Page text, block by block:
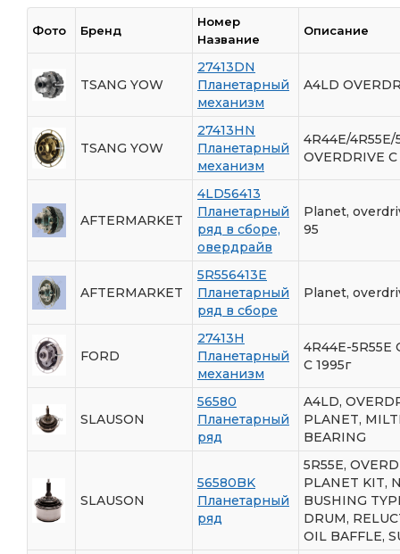
Фото Бренд
Номер
Название
Описание
TSANG YOW
27413DN
Планетарный
механизм
A4LD
TSANG YOW
27413HN
Планетарный
механизм
4R44E/4R55E/
OVERDRIVE С
AFTERMARKET
4LD56413
Планетарный
ряд в сборе,
овердрайв
Planet,
95
AFTERMARKET
5R556413E
Планетарный
ряд в сборе
Planet,
FORD
27413H
Планетарный
механизм
4R44E-5R55E
С 1995г
SLAUSON
56580
Планетарный
ряд
A4LD,
PLANET,
BEARING
SLAUSON
56580BK
Планетарный
ряд
5R55E,
PLANET KIT,
BUSHING
DRUM,
OIL BAFFLE,